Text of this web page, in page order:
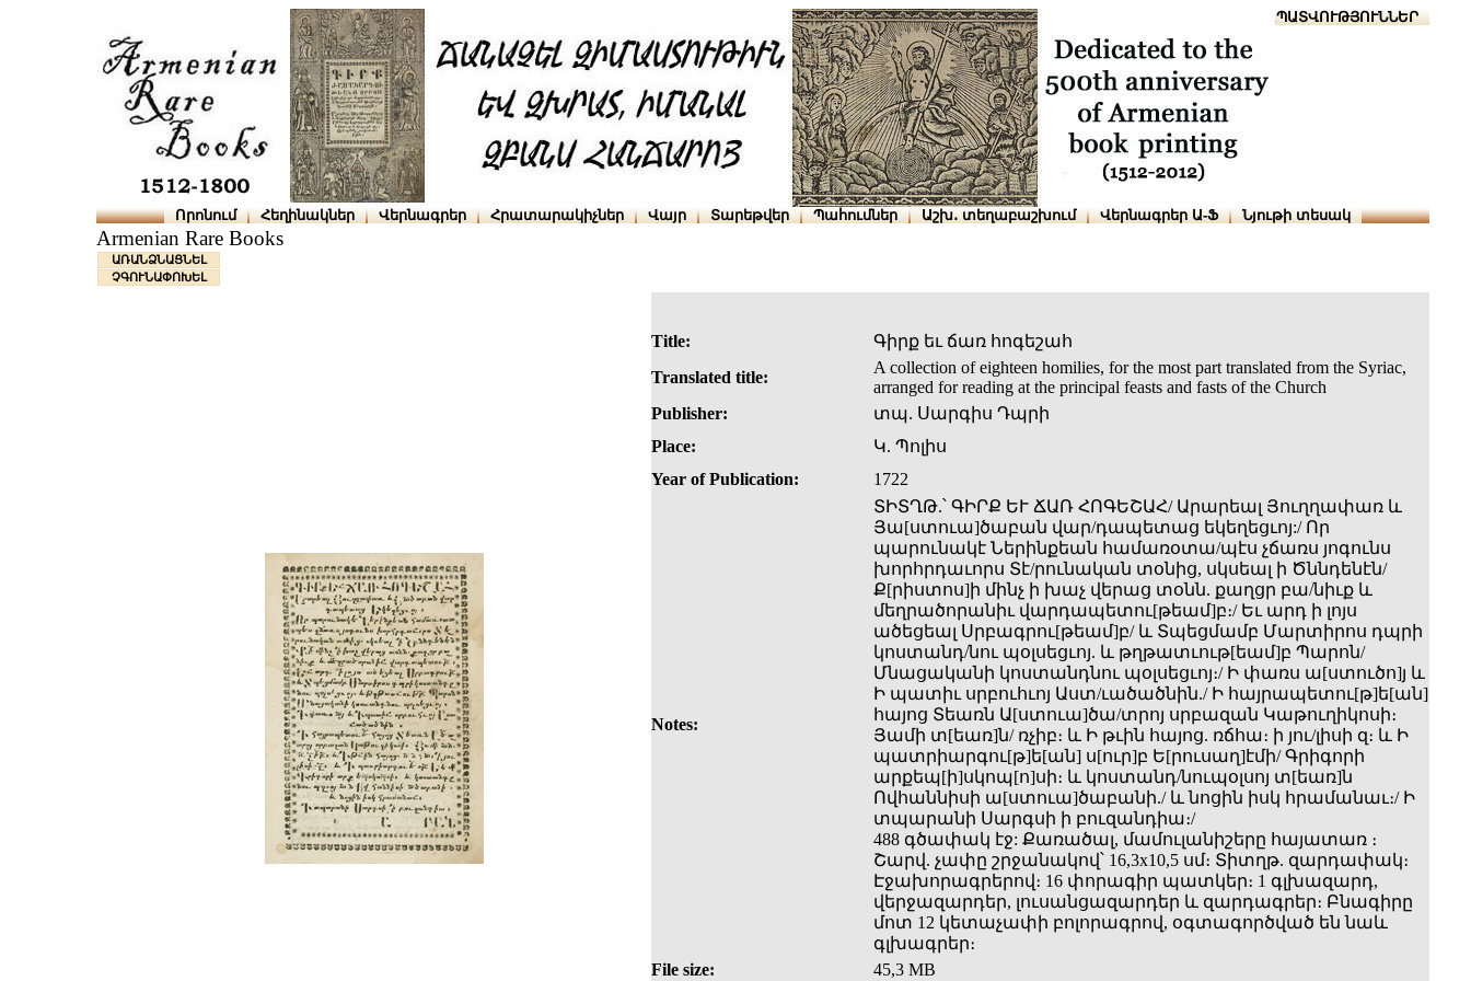
ՆԱԽԱՊԱՏՎՈՒԹՅՈՒՆՆԵՐ
Որոնում Հեղինակներ Վերնագրեր Հրատարակիչներ Վայր Տարեթվեր Պահումներ Աշխ․ տեղաբաշխում Վերնագրեր Ա-Ֆ Նյութի տեսակ
Armenian Rare Books
ԱՌԱՆՁՆԱՑՆԵԼ
ՉԳՈՒՆԱՓՈԽԵԼ
Title:
Գիրք եւ ճառ հոգեշահ
Translated title:
A collection of eighteen homilies, for the most part translated from the Syriac,
arranged for reading at the principal feasts and fasts of the Church
Publisher:
տպ. Սարգիս Դպրի
Place:
Կ. Պոլիս
Year of Publication:
1722
Notes:
ՏԻՏՂԹ.՝ ԳԻՐՔ ԵՒ ՃԱՌ ՀՈԳԵՇԱՀ/ Արարեալ Յուղղափառ և
Յա[ստուա]ծաբան վար/դապետաց եկեղեցւոյ:/ Որ
պարունակէ Ներինքեան համառօտա/պէս չճառս յոգունս
խորհրդաւորս Տէ/րունական տօնից, սկսեալ ի Ծննդենէն/
Ք[րիստոս]ի մինչ ի խաչ վերաց տօնն. քաղցր բա/նիւք և
մեղրածորանիւ վարդապետու[թեամ]բ։/ Եւ արդ ի լոյս
ածեցեալ Սրբագրու[թեամ]բ/ և Տպեցմամբ Մարտիրոս դպրի
կոստանդ/նու պօլսեցւոյ. և թղթատւութ[եամ]բ Պարոն/
Մնացականի կոստանդնու պօլսեցւոյ։/ Ի փառս ա[ստուծո]յ և
Ի պատիւ սրբուհւոյ Աստ/ւածածնին./ Ի հայրապետու[թ]ե[ան]
հայոց Տեառն Ա[ստուա]ծա/տրոյ սրբազան Կաթուղիկոսի։
Յամի տ[եառ]ն/ ռչիբ։ և Ի թւին հայոց. ռճհա։ ի յու/լիսի զ։ և Ի
պատրիարգու[թ]ե[ան] ս[ուր]բ Ե[րուսաղ]էմի/ Գրիգորի
արքեպ[ի]սկոպ[ո]սի։ և կոստանդ/նուպօլսոյ տ[եառ]ն
Ովհաննիսի ա[ստուա]ծաբանի./ և նոցին իսկ հրամանաւ։/ Ի
տպարանի Սարգսի ի բուզանդիա։/
488 գծափակ էջ: Քառածալ, մամուլանիշերը հայատառ ։
Շարվ. չափը շրջանակով՝ 16,3x10,5 սմ։ Տիտղթ. զարդափակ։
Էջախորագրերով։ 16 փորագիր պատկեր։ 1 գլխազարդ,
վերջազարդեր, լուսանցազարդեր և զարդագրեր։ Բնագիրը
մոտ 12 կետաչափի բոլորագրով, օգտագործված են նաև
գլխագրեր։
File size:
45,3 MB